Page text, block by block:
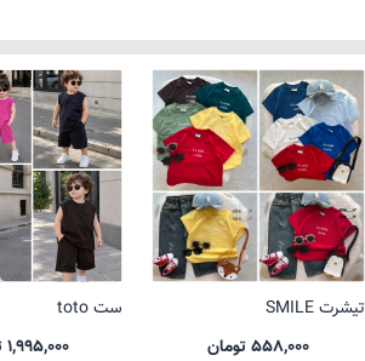
تیشرت SMILE
558,000 تومان
ست toto
1,995,000 تومان